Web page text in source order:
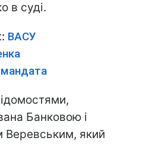
в суді.
ВАСУ
мандата
Банковою і
Веревським, який